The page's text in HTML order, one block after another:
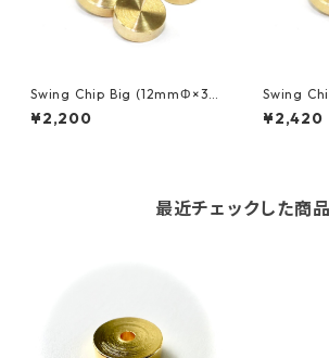
Swing Chip Big (12mmΦ×3m
m) スイングチップ
¥2,200
Swing
¥2,420
最近チェックした商品